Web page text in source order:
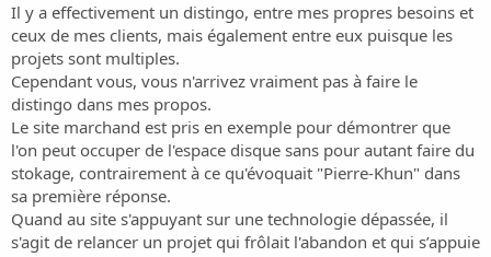
Il y a effectivement un distingo, entre mes propres besoins et
ceux de mes clients, mais également entre eux puisque les
projets sont multiples.
Cependant vous, vous n'arrivez vraiment pas à faire le
distingo dans mes propos.
Le site marchand est pris en exemple pour démontrer que
l'on peut occuper de l'espace disque sans pour autant faire du
stokage, contrairement à ce qu'évoquait "Pierre-Khun" dans
sa première réponse.
Quand au site s'appuyant sur une technologie dépassée, il
s'agit de relancer un projet qui frôlait l'abandon et qui s’appuie